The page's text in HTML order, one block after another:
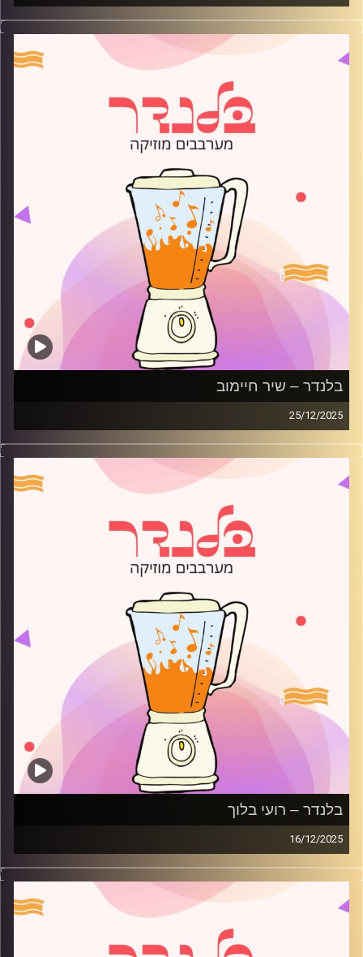
מוזיקה רגועה לפתוח איתה את הבוקר בהגשת רועי בלוך
קרדיט תמונות:
AudioVersity
בלנדר – שיר חיימוב
25/12/2025
מוזיקה רגועה לפתוח איתה את הבוקר בהגשת שיר חיימוב
קרדיט תמונות:
AudioVersity
בלנדר – רועי בלוך
16/12/2025
מוזיקה רגועה לפתוח איתה את הבוקר בהגשת רועי בלוך
קרדיט תמונות:
AudioVersity